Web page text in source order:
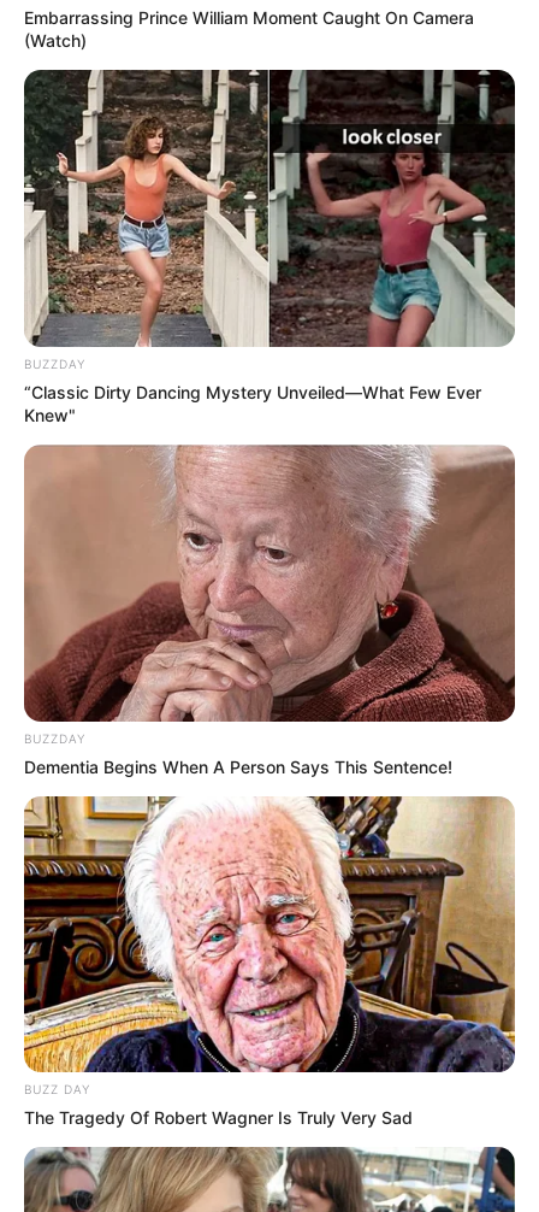
ΑΠΟ ΤΗΝ ΑΛΛΗ ΠΛΕΥΡΑ, ΌΣΟΙ ΔΕΝ ΘΕΛΟΥΝ ΝΑ
ΚΑΤΑΣΤΑΣΗ. ΔΕΝ ΕΝΔΙΑΦΕΡΟΝΤΑΙ ΝΑ ΑΝΗΚΟΥΝ
ΑΚΟΛΟΥΘΑΝΕ ΚΑΝΕΝΑ ΚΟΠΑΔΙ. ΔΕΝ ΚΑΘΟΔΗΓΟΥΝΤΑΙ
ΑΠΟ ΚΑΝΕΝΑΝ ΤΣΟΜΠΑΝΗ. ΚΑΙ ΕΙΝΑΙ ΣΕ ΘΕΣΗ ΝΑ
ΑΠΟΜΟΝΩΣΟΥΝ ΤΗΝ ΑΛΗΘΕΙΑ ΑΠΟ ΤΗΝ ΚΑΤΑΣΤΑΣΗ.
ΑΥΤΗ ΕΙΝΑΙ ΚΑΙ Η ΜΕΓΑΛΗ ΔΙΑΦΟΡΑ.
ΓΙΑ ΤΟΥΣ ΕΜΒΟΛΙΑΣΜΕΝΟΥΣ, ΤΟ ΚΑΘΕΣΤΩΣ ΚΑΙ Η
ΑΛΗΘΕΙΑ ΕΙΝΑΙ Η ΙΔΙΑ. ΕΝΑ ΚΑΙ ΤΟ ΑΥΤΟ. ΤΟ ΚΑΘΕΣΤΩΣ
ΠΟΥ ΕΧΟΥΝ ΠΕΙΣΘΕΙ ΝΑ ΕΝΤΑΧΘΟΥΝ, ΑΝΤΙΠΡΟΣΩΠΕΥΕΙ
ΜΟΝΟΝ ΤΗΝ ΑΛΗΘΕΙΑ. ΕΤΣΙ ΕΧΟΥΝ ΠΕΙΣΘΕΙ. ΓΙΑ ΑΥΤΟ
ΕΜΒΟΛΙΑΣΜΕΝΟΥΣ ΟΜΩΣ, ΕΙΝΑΙ ΑΠΛΑ ΜΙΑ ΚΑΤΑΣΤΑΣΗ.
ΚΑΙ ΑΥΤΗ Η ΚΑΤΑΣΤΑΣΗ ΕΙΝΑΙ ΑΠΛΩΣ ΕΝΑ ΠΡΟΪΟΝ ΠΟΥ
ΜΠΟΡΕΙ ΝΑ ΕΧΕΙ ΜΙΑ ΑΞΙΑ, ΟΠΩΣ ΓΙΑ ΠΑΡΑΔΕΙΓΜΑ ΕΝΑ
ΡΟΛΟΙ ROLEX Η ΜΙΑ FERRARI, ΑΛΛΑ ΟΧΙ ΑΠΑΡΑΙΤΗΤΑ Η
ΑΛΗΘΕΙΑ. ΟΧΙ Η ΑΛΗΘΕΙΑ.
ΑΥΤΕΣ ΟΙ ΔΥΟ ΘΕΣΕΙΣ ΔΕΝ ΕΙΝΑΙ ΜΟΝΟ ΔΙΑΦΟΡΕΤΙΚΟΙ
ΤΡΟΠΟΙ ΣΚΕΨΗΣ, ΑΛΛΑ ΕΙΝΑΙ ΔΥΟ ΔΙΑΦΟΡΕΤΙΚΕΣ
ΕΝΝΟΙΕΣ ΔΥΟ “ΘΡΗΣΚΕΙΩΝ”. ΣΤΗ ΜΙΑ ΘΡΗΣΚΕΙΑ Η
ΑΛΗΘΕΙΑ ΚΑΘΟΡΙΖΕΤΑΙ ΑΠΟ ΤΟ ΚΑΘΕΣΤΩΣ, ΕΝΩ ΣΤΗΝ
ΑΛΛΗ ΘΡΗΣΚΕΙΑ ΑΠΟ ΤΟ ΣΥΝΑΙΣΘΗΜΑ ΚΑΙ ΤΗΝ ΝΟΗΣΗ.
ΑΛΛΗ ΟΧΙ.
ΓΙΑ ΤΟΥΣ ΜΕΝ Η ΑΛΗΘΕΙΑ ΑΝΗΚΕΙ ΣΤΟΥΣ
Embarrassing Prince William Moment Caught On Camera
(Watch)
BUZZDAY
“Classic Dirty Dancing Mystery Unveiled—What Few Ever
Knew"
BUZZDAY
Dementia Begins When A Person Says This Sentence!
BUZZ DAY
The Tragedy Of Robert Wagner Is Truly Very Sad